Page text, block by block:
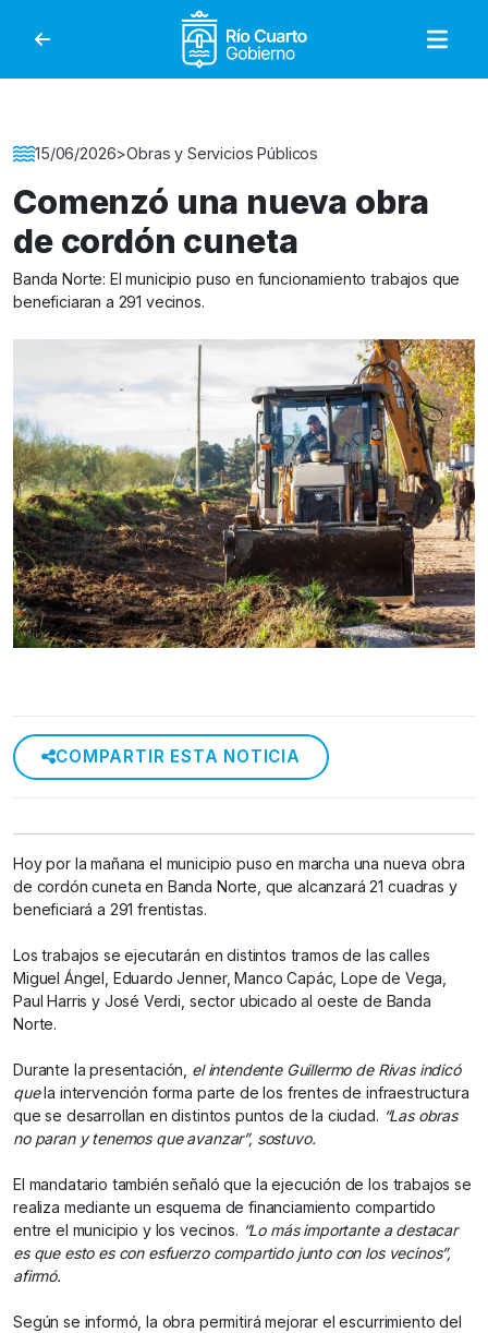
Gobierno de Río
Detalle de la Noticia
15/06/2026>Obras y Servicios Públicos
Comenzó una nueva obra
de cordón cuneta
Banda Norte: El municipio puso en funcionamiento trabajos que
beneficiaran a 291 vecinos.
COMPARTIR ESTA NOTICIA
Hoy por la mañana el municipio puso en marcha una nueva obra
de cordón cuneta en Banda Norte, que alcanzará 21 cuadras y
beneficiará a 291 frentistas.
Los trabajos se ejecutarán en distintos tramos de las calles
Miguel Ángel, Eduardo Jenner, Manco Capác, Lope de Vega,
Paul Harris y José Verdi, sector ubicado al oeste de Banda
Norte.
Durante la presentación, el intendente Guillermo de Rivas indicó
quela intervención forma parte de los frentes de infraestructura
que se desarrollan en distintos puntos de la ciudad. “Las obras
no paran y tenemos que avanzar”, sostuvo.
El mandatario también señaló que la ejecución de los trabajos se
realiza mediante un esquema de financiamiento compartido
entre el municipio y los vecinos. “Lo más importante a destacar
es que esto es con esfuerzo compartido junto con los vecinos”,
afirmó.
Según se informó, la obra permitirá mejorar el escurrimiento del